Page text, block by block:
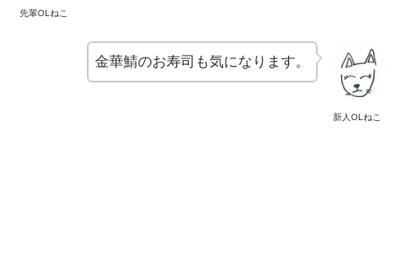
先輩OLねこ
新人OLねこ
金華鯖のお寿司も気になります。